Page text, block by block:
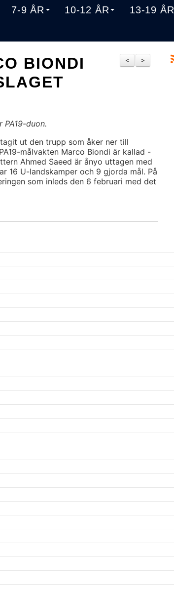
7-9 ÅR 10-12 ÅR 13-19 ÅR
>
<
BIONDI
duon.
ut den trupp som åker ner till
målvakten Marco Biondi är kallad -
Ahmed Saeed är ånyo uttagen med
16 U-landskamper och 9 gjorda mål. På
som inleds den 6 februari med det